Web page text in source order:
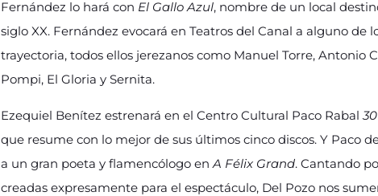
Fernández lo hará con El Gallo Azul, nombre de un local
siglo XX. Fernández evocará en Teatros del Canal a alguno
trayectoria, todos ellos jerezanos como Manuel Torre, Antonio
Pompi, El Gloria y Sernita.
Ezequiel Benítez estrenará en el Centro Cultural Paco Rabal
que resume con lo mejor de sus últimos cinco discos. Y Paco
a un gran poeta y flamencólogo enA Félix Grand. Cantando
creadas expresamente para el espectáculo, Del Pozo nos